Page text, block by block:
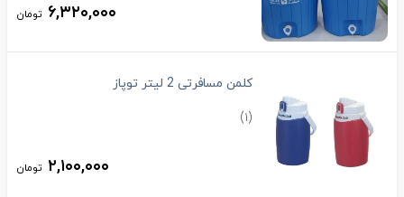
۶,۳۲۰,۰۰۰ تومان
کلمن مسافرتی 2 لیتر توپاز
۲,۱۰۰,۰۰۰ تومان